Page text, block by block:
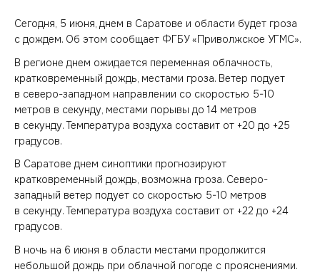
Сегодня, 5 июня, днем в Саратове и области будет гроза
с дождем. Об этом сообщает ФГБУ «Приволжское УГМС».
В регионе днем ожидается переменная облачность,
кратковременный дождь, местами гроза. Ветер подует
в северо-западном направлении со скоростью 5-10
метров в секунду, местами порывы до 14 метров
в секунду. Температура воздуха составит от +20 до +25
градусов.
В Саратове днем синоптики прогнозируют
кратковременный дождь, возможна гроза. Северо-
западный ветер подует со скоростью 5-10 метров
в секунду. Температура воздуха составит от +22 до +24
градусов.
В ночь на 6 июня в области местами продолжится
небольшой дождь при облачной погоде с прояснениями.